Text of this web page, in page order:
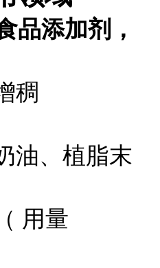
品添加剂，
稠
油、植脂末
用量